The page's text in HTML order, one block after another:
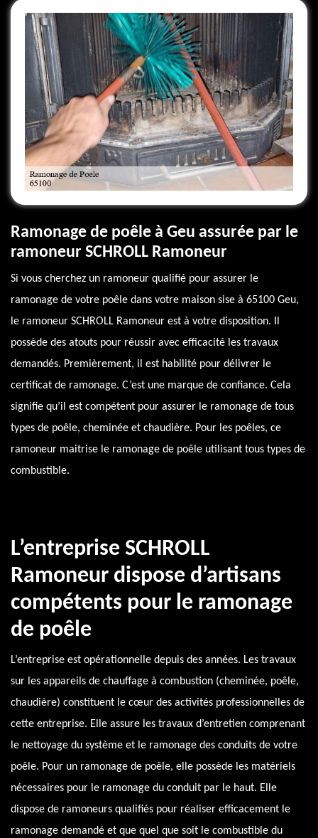
Ramonage de poêle à Geu assurée par le
ramoneur SCHROLL Ramoneur
Si vous cherchez un ramoneur qualifié pour assurer le
ramonage de votre poêle dans votre maison sise à 65100 Geu,
le ramoneur SCHROLL Ramoneur est à votre disposition. Il
possède des atouts pour réussir avec efficacité les travaux
demandés. Premièrement, il est habilité pour délivrer le
certificat de ramonage. C’est une marque de confiance. Cela
signifie qu’il est compétent pour assurer le ramonage de tous
types de poêle, cheminée et chaudière. Pour les poêles, ce
ramoneur maitrise le ramonage de poêle utilisant tous types de
combustible.
L’entreprise SCHROLL
Ramoneur dispose d’artisans
compétents pour le ramonage
de poêle
L’entreprise est opérationnelle depuis des années. Les travaux
sur les appareils de chauffage à combustion (cheminée, poêle,
chaudière) constituent le cœur des activités professionnelles de
cette entreprise. Elle assure les travaux d’entretien comprenant
le nettoyage du système et le ramonage des conduits de votre
poêle. Pour un ramonage de poêle, elle possède les matériels
nécessaires pour le ramonage du conduit par le haut. Elle
dispose de ramoneurs qualifiés pour réaliser efficacement le
ramonage demandé et que quel que soit le combustible du